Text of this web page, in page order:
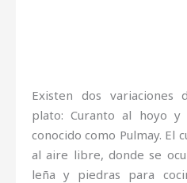
Existen dos variaciones
plato: Curanto al hoyo
conocido como Pulmay. El
al aire libre, donde se
leña y piedras para